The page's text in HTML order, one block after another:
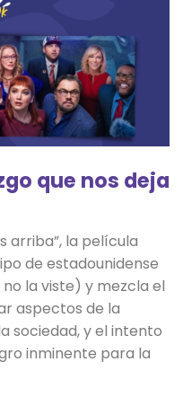
que nos deja
arriba”, la película
de estadounidense
la viste) y mezcla el
aspectos de la
sociedad, y el intento
inminente para la